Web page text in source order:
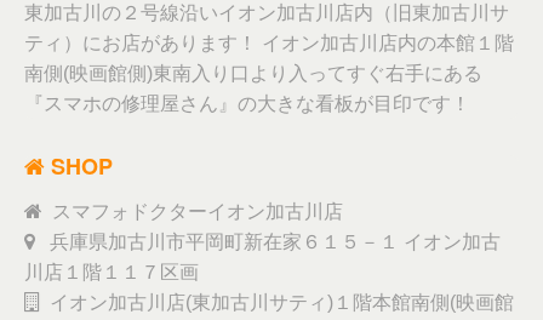
東加古川の２号線沿いイオン加古川店内（旧東加古川サ
ティ）にお店があります！ イオン加古川店内の本館１階
南側(映画館側)東南入り口より入ってすぐ右手にある
『スマホの修理屋さん』の大きな看板が目印です！
SHOP
スマフォドクターイオン加古川店
兵庫県加古川市平岡町新在家６１５－１ イオン加古
川店１階１１７区画
イオン加古川店(東加古川サティ)１階本館南側(映画館